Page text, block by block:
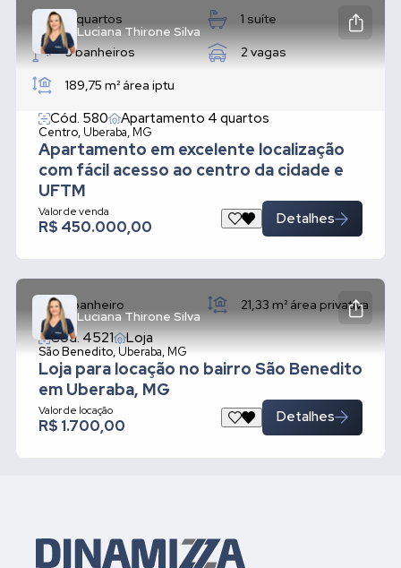
Luciana Thirone Silva
4 quartos 1 suíte
3 banheiros 2 vagas
189,75 m²área iptu
Cód. 580 Apartamento 4 quartos
Centro, Uberaba, MG
Apartamento em excelente localização
com fácil acesso ao centro da cidade e
UFTM
Valor de venda
R$ 450.000,00 Detalhes
Luciana Thirone Silva
1 banheiro 21,33 m² área privativa
Cód. 4521 Loja
São Benedito,Uberaba, MG
Loja para locação no bairro São Benedito
em Uberaba, MG
Valor de locação
R$ 1.700,00 Detalhes